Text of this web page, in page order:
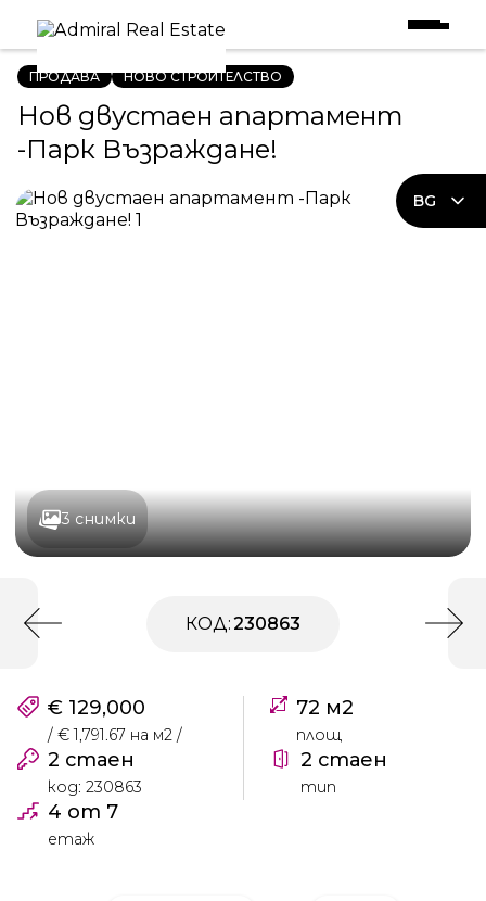
BG
Нов двустаен апартамент -Парк Възраждане!
ПРОДАВА НОВО СТРОИТЕЛСТВО
Нов двустаен апартамент
-Парк Възраждане!
3 снимки
КОД:230863
€ 129,000
/ € 1,791.67 на м2 /
72 м2
площ
2 стаен
код: 230863
2 стаен
тип
4 от 7
етаж